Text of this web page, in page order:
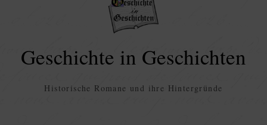
Geschichte in Geschichten
Historische Romane und ihre Hintergründe